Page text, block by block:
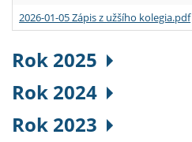
2026-01-05 Zápis z užšího kolegia.pdf
Rok 2025
Rok 2024
Rok 2023